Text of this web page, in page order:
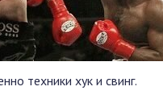
техники хук и свинг.